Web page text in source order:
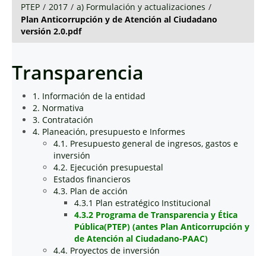
PTEP / 2017 / a) Formulación y actualizaciones /
Plan Anticorrupción y de Atención al Ciudadano
versión 2.0.pdf
Transparencia
1. Información de la entidad
2. Normativa
3. Contratación
4. Planeación, presupuesto e Informes
4.1. Presupuesto general de ingresos, gastos e
inversión
4.2. Ejecución presupuestal
Estados financieros
4.3. Plan de acción
4.3.1 Plan estratégico Institucional
4.3.2 Programa de Transparencia y Ética
Pública(PTEP) (antes Plan Anticorrupción y
de Atención al Ciudadano-PAAC)
4.4. Proyectos de inversión